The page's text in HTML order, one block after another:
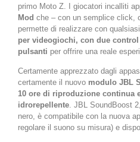
primo Moto Z. I giocatori incalliti
Mod che – con un semplice click,
permette di realizzare con
per videogiochi, con due
pulsanti per offrire una reale
Certamente apprezzato dagli
certamente il nuovo modulo JBL
10 ore di riproduzione continua
idrorepellente. JBL SoundBoost
nero, è compatibile con la nuova
regolare il suono su misura) e